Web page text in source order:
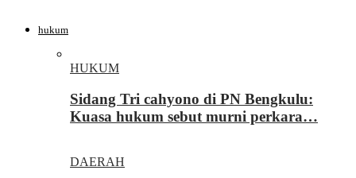
hukum
HUKUM
Sidang Tri cahyono di PN Bengkulu:
Kuasa hukum sebut murni perkara…
DAERAH